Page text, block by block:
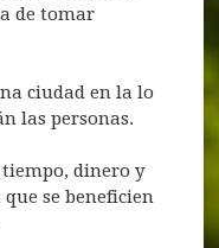
de tomar
ciudad en la lo
las personas.
dinero y
se beneficien